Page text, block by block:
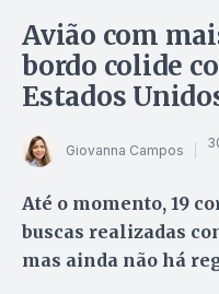
Avião com
bordo colide
Estados
Giovanna Campos
Até o momento, 19
buscas realizadas
mas ainda não há